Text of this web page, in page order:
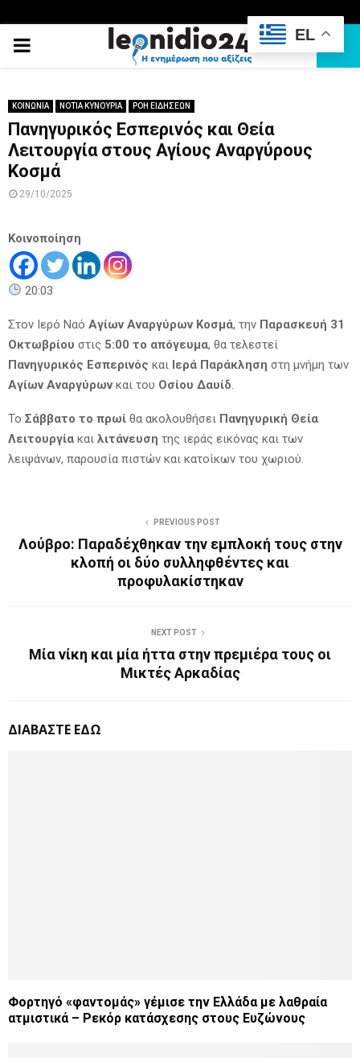
PRIMARY
ΚΟΙΝΩΝΙΑ ΝΟΤΙΑ ΚΥΝΟΥΡΙΑ ΡΟΗ ΕΙΔΗΣΕΩΝ
Πανηγυρικός Εσπερινός και Θεία
Λειτουργία στους Αγίους Αναργύρους
Κοσμά
29/10/2025
Κοινοποίηση
20:03
Στον Ιερό Ναό Αγίων Αναργύρων Κοσμά, την Παρασκευή 31
Οκτωβρίου στις 5:00 το απόγευμα, θα τελεστεί
Πανηγυρικός Εσπερινός και Ιερά Παράκληση στη μνήμη των
Αγίων Αναργύρωνκαι του Οσίου Δαυίδ
Το Σάββατο το πρωί θα ακολουθήσει Πανηγυρική Θεία
Λειτουργία και λιτάνευση της ιεράς εικόνας και των
λειψάνων, παρουσία πιστών και κατοίκων του χωριού.
PREVIOUS POST
Λούβρο: Παραδέχθηκαν την εμπλοκή τους στην
κλοπή οι δύο συλληφθέντες και
προφυλακίστηκαν
NEXT POST
Μία νίκη και μία ήττα στην πρεμιέρα τους οι
Μικτές Αρκαδίας
ΔΙΑΒΑΣΤΕ ΕΔΩ
Φορτηγό «φαντομάς» γέμισε την Ελλάδα με λαθραία
ατμιστικά – Ρεκόρ κατάσχεσης στους Ευζώνους
EL